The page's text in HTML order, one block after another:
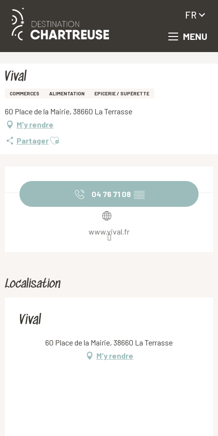
Aller
principal
MENU
FR
Vival
COMMERCES ALIMENTATION EPICERIE / SUPÉRETTE
60 Place de la Mairie, 38660 La Terrasse
M'y rendre
PartagerAjouter aux favoris
04 76 71 08 ▒▒
www.vival.fr
Localisation
Vival
60 Place de la Mairie, 38660 La Terrasse
M'y rendre